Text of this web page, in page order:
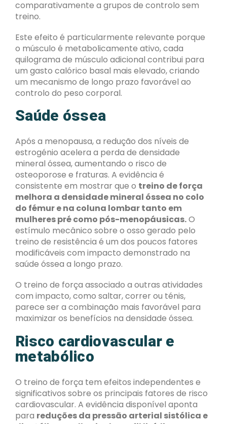
comparativamente a grupos de controlo sem
treino.
Este efeito é particularmente relevante porque
o músculo é metabolicamente ativo, cada
quilograma de músculo adicional contribui para
um gasto calórico basal mais elevado, criando
um mecanismo de longo prazo favorável ao
controlo do peso corporal.
Saúde óssea
Após a menopausa, a redução dos níveis de
estrogénio acelera a perda de densidade
mineral óssea, aumentando o risco de
osteoporose e fraturas. A evidência é
consistente em mostrar que o treino de força
melhora a densidade mineral óssea no colo
do fémur e na coluna lombar tanto em
mulheres pré como pós-menopáusicas.O
estímulo mecânico sobre o osso gerado pelo
treino de resistência é um dos poucos fatores
modificáveis com impacto demonstrado na
saúde óssea a longo prazo.
O treino de força associado a outras atividades
com impacto, como saltar, correr ou ténis,
parece ser a combinação mais favorável para
maximizar os benefícios na densidade óssea.
Risco cardiovascular e
metabólico
O treino de força tem efeitos independentes e
significativos sobre os principais fatores de risco
cardiovascular. A evidência disponível aponta
para reduções da pressão arterial sistólica e